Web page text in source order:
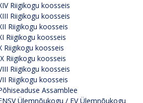
Riigikogu koosseis
Riigikogu koosseis
Riigikogu koosseis
Riigikogu koosseis
Riigikogu koosseis
Riigikogu koosseis
Riigikogu koosseis
Riigikogu koosseis
Assamblee
Ülemnõukogu / EV Ülemnõukogu